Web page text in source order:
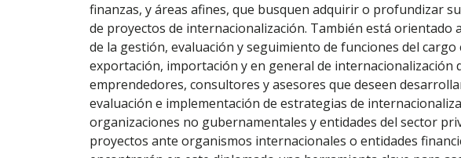
finanzas, y áreas afines, que busquen adquirir o profundizar
de proyectos de internacionalización. También está orientado
de la gestión, evaluación y seguimiento de funciones del cargo
exportación, importación y en general de internacionalización
emprendedores, consultores y asesores que deseen
evaluación e implementación de estrategias de
organizaciones no gubernamentales y entidades del sector
proyectos ante organismos internacionales o entidades